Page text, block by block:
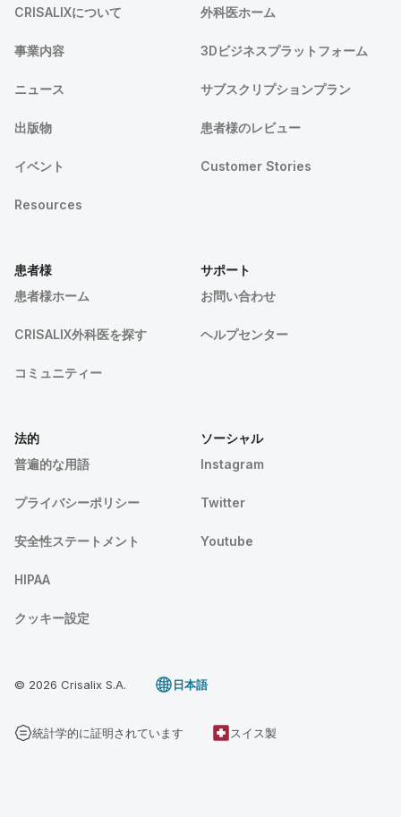
CRISALIXについて
事業内容
ニュース
出版物
イベント
Resources
外科医ホーム
3Dビジネスプラットフォーム
サブスクリプションプラン
患者様のレビュー
Customer Stories
患者様
患者様ホーム
CRISALIX外科医を探す
コミュニティー
サポート
お問い合わせ
ヘルプセンター
法的
普遍的な用語
プライバシーポリシー
安全性ステートメント
HIPAA
クッキー設定
ソーシャル
Instagram
Twitter
Youtube
© 2026 Crisalix S.A. 日本語
統計学的に証明されています スイス製